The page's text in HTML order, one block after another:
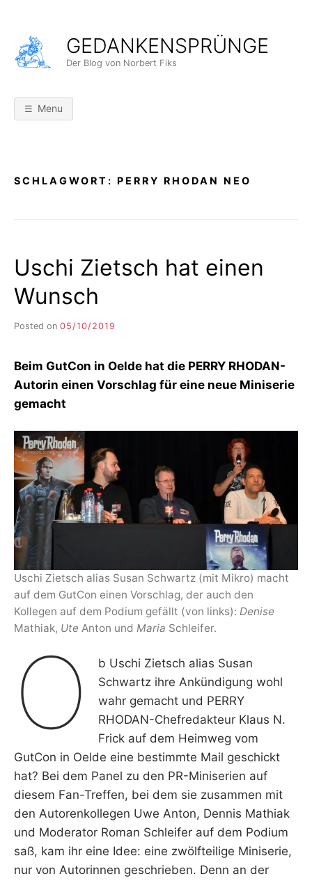
content
GEDANKENSPRÜNGE
Der Blog von Norbert Fiks
Menu
SCHLAGWORT: PERRY RHODAN NEO
Uschi Zietsch hat einen
Wunsch
Posted on 05/10/2019
I
K
Beim GutCon in Oelde hat die PERRY RHODAN-
Autorin einen Vorschlag für eine neue Miniserie
gemacht
Uschi Zietsch alias Susan Schwartz (mit Mikro) macht
auf dem GutCon einen Vorschlag, der auch den
Kollegen auf dem Podium gefällt (von links): Denise
Mathiak, Ute Anton und Maria Schleifer.
O
b Uschi Zietsch alias Susan
Schwartz ihre Ankündigung wohl
wahr gemacht und PERRY
RHODAN-Chefredakteur Klaus N.
Frick auf dem Heimweg vom
GutCon in Oelde eine bestimmte Mail geschickt
hat? Bei dem Panel zu den PR-Miniserien auf
diesem Fan-Treffen, bei dem sie zusammen mit
den Autorenkollegen Uwe Anton, Dennis Mathiak
und Moderator Roman Schleifer auf dem Podium
saß, kam ihr eine Idee: eine zwölfteilige Miniserie,
nur von Autorinnen geschrieben. Denn an der